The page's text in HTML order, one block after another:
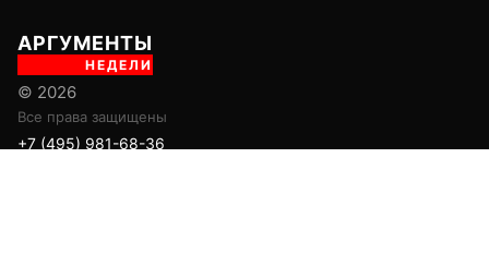
АРГУМЕНТЫ
НЕДЕЛИ
© 2026
Все права защищены
+7 (495) 981-68-36